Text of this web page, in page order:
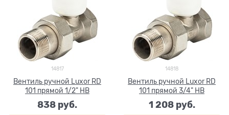
14817
Вентиль ручной Luxor RD
101 прямой 1/2" НВ
838 руб.
14818
Вентиль ручной Luxor RD
101 прямой 3/4" НВ
1 208 руб.